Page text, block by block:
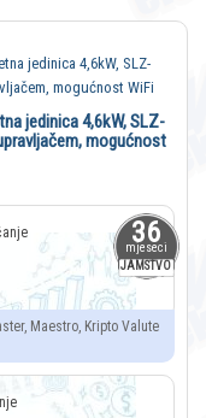
36
mjeseci
JAMSTVO
jedinica 4,6kW, SLZ-
mogućnost
Maestro, Kripto Valute